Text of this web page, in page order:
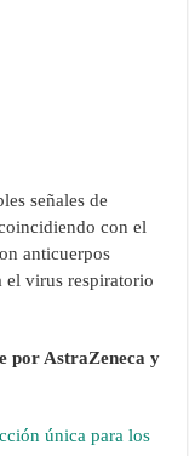
señales de
con el
anticuerpos
el virus respiratorio
por AstraZeneca y
única para los